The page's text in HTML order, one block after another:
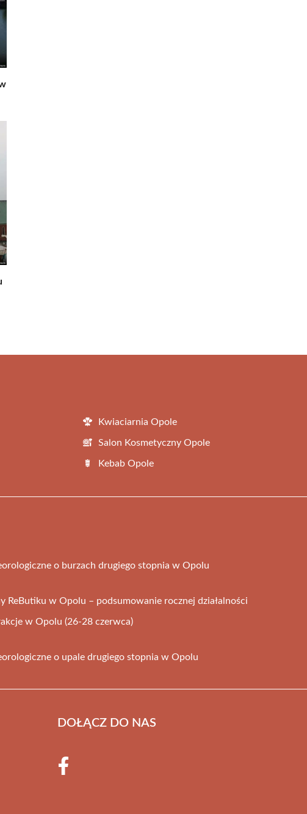
Kwiaciarnia Opole
Salon Kosmetyczny Opole
Kebab Opole
o burzach drugiego stopnia w Opolu
ReButiku w Opolu – podsumowanie rocznej działalności
w Opolu (26-28 czerwca)
o upale drugiego stopnia w Opolu
DOŁĄCZ DO NAS